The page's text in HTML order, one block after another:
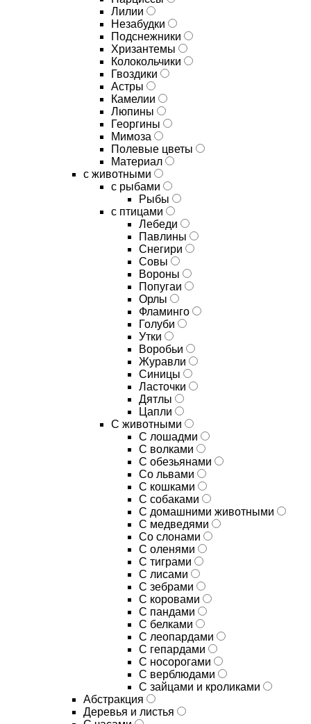
Лилии
Незабудки
Подснежники
Хризантемы
Колокольчики
Гвоздики
Астры
Камелии
Люпины
Георгины
Мимоза
Полевые цветы
Материал
с животными
с рыбами
Рыбы
с птицами
Лебеди
Павлины
Снегири
Совы
Вороны
Попугаи
Орлы
Фламинго
Голуби
Утки
Воробьи
Журавли
Синицы
Ласточки
Дятлы
Цапли
С животными
С лошадми
С волками
С обезьянами
Со львами
С кошками
С собаками
С домашними животными
С медведями
Со слонами
С оленями
С тиграми
С лисами
С зебрами
С коровами
С пандами
С белками
С леопардами
С гепардами
С носорогами
С верблюдами
С зайцами и кроликами
Абстракция
Деревья и листья